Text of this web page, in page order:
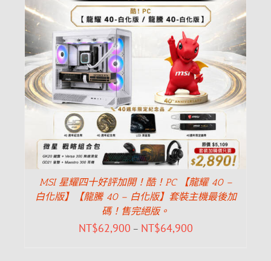
MSI 星耀四十好評加開！酷！PC 【龍耀 40 –
白化版】【龍騰 40 – 白化版】套裝主機最後加
碼！售完絕版。
NT$62,900 – NT$64,900